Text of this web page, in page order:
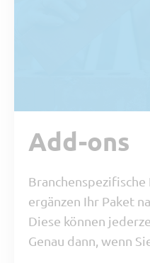
Add-ons
ergänzen Ihr Paket
Diese können
Genau dann, wenn